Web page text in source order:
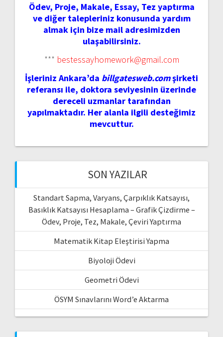
Ödev, Proje, Makale, Essay, Tez yaptırma
ve diğer talepleriniz konusunda yardım
almak için bize mail adresimizden
ulaşabilirsiniz.
*** bestessayhomework@gmail.com
İşleriniz Ankara’da billgatesweb.comşirketi
referansı ile, doktora seviyesinin üzerinde
dereceli uzmanlar tarafından
yapılmaktadır. Her alanla ilgili desteğimiz
mevcuttur.
SON YAZILAR
Standart Sapma, Varyans, Çarpıklık Katsayısı,
Basıklık Katsayısı Hesaplama – Grafik Çizdirme –
Ödev, Proje, Tez, Makale, Çeviri Yaptırma
Matematik Kitap Eleştirisi Yapma
Biyoloji Ödevi
Geometri Ödevi
ÖSYM Sınavlarını Word’e Aktarma